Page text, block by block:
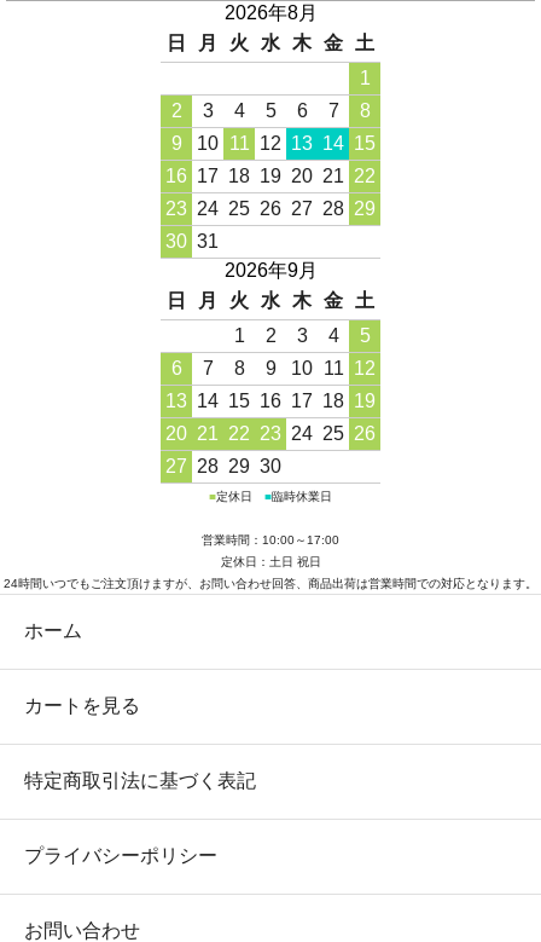
2026年8月
日
月 火 水 木 金
土
1
2
3 4 5 6 7
8
9
10 11 12 13 14 15
16 17 18 19 20 21 22
23 24 25 26 27 28 29
30 31
2026年9月
日
月 火 水 木 金
土
1
2 3 4
5
6
7 8 9 10 11 12
13 14 15 16 17 18 19
20 21 22 23 24 25 26
27 28 29 30
■定休日 ■臨時休業日
営業時間：10:00～17:00
定休日：土日 祝日
24時間いつでもご注文頂けますが、お問い合わせ回答、商品出荷は営業時間での対応となります。
ホーム
カートを見る
特定商取引法に基づく表記
プライバシーポリシー
お問い合わせ